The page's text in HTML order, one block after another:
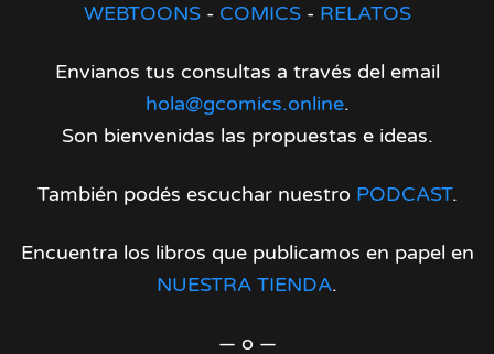
WEBTOONS- COMICS- RELATOS
Envianos tus consultas a través del email
hola@gcomics.online.
Son bienvenidas las propuestas e ideas.
También podés escuchar nuestro PODCAST.
Encuentra los libros que publicamos en papel en
NUESTRA TIENDA.
— o —